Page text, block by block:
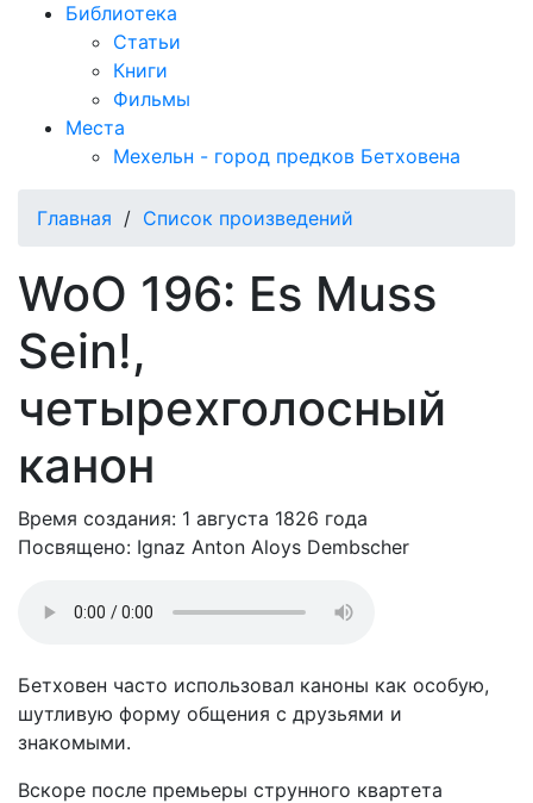
Библиотека
Статьи
Книги
Фильмы
Места
Мехельн - город предков Бетховена
Главная / Список произведений
WoO 196: Es Muss
Sein!,
четырехголосный
канон
Время создания: 1 августа 1826 года
Посвящено: Ignaz Anton Aloys Dembscher
Бетховен часто использовал каноны как особую,
шутливую форму общения с друзьями и
знакомыми.
Вскоре после премьеры струнного квартета